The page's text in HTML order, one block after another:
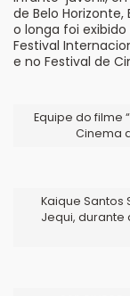
de Belo Horizonte,
o longa foi
Festival
e no Festival de
Equipe do filme
Cinema
Kaique Santos
Jequi, durante